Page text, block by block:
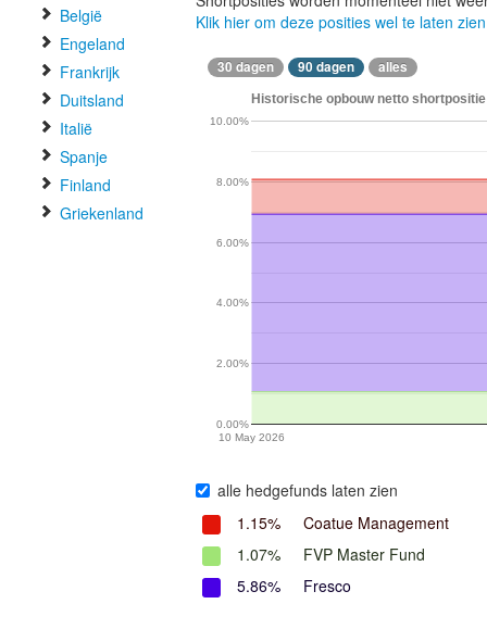
België
Engeland
Frankrijk
Duitsland
Italië
Spanje
Finland
Griekenland
Klik hier om deze posities wel te laten zien
30 dagen 90 dagen alles
Historische opbouw netto
10 May 2026
0.00%
2.00%
4.00%
6.00%
8.00%
10.00%
alle hedgefunds laten zien
1.15%
Coatue Management
1.07%
FVP Master Fund
5.86%
Fresco